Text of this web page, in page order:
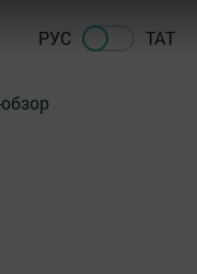
РУС ТАТ